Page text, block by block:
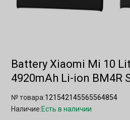
Battery Xiaomi Mi 10
4920mAh Li-ion BM4R
№ товара:121542145565564854
Наличие:Есть в наличии